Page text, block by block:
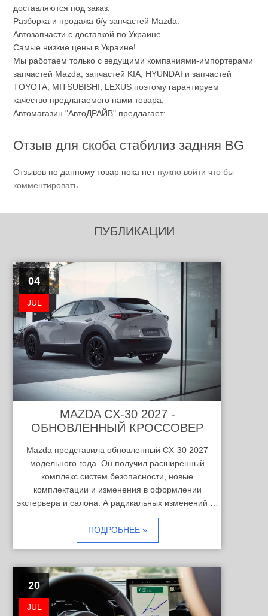
доставляются под заказ.
Разборка и продажа б/у запчастей Mazda.
Автозапчасти с доставкой по Украине
Самые низкие цены в Украине!
Мы работаем только с ведущими компаниями-импортерами
запчастей Mazda, запчастей KIA, HYUNDAI и запчастей
TOYOTA, MITSUBISHI, LEXUS поэтому гарантируем
качество предлагаемого нами товара.
Автомагазин "АвтоДРАЙВ" предлагает:
Отзыв для скоба стабилиз задняя BG
Отзывов по данному товар пока нет нужно войти что бы
комментировать
ПУБЛИКАЦИИ
04
JUL
MAZDA CX-30 2027 -
ОБНОВЛЕННЫЙ КРОССОВЕР
Mazda представила обновленный CX-30 2027
модельного года. Он получил расширенный
комплекс систем безопасности, новые
комплектации и изменения в оформлении
экстерьера и салона. А радикальных изменений …
ПОДРОБНЕЕ »
20
JUL